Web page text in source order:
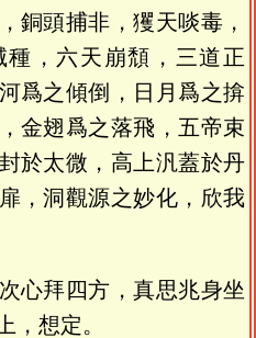
銅頭捕非，玃天啖毒，
，六天崩頹，三道正
爲之傾倒，日月爲之揜
金翅爲之落飛，五帝束
於太微，高上汎蓋於丹
，洞觀源之妙化，欣我
心拜四方，真思兆身坐
，想定。